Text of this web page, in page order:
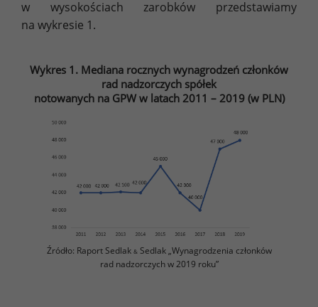
w wysokościach zarobków przedstawiamy
na wykresie 1.
Wykres 1. Mediana rocznych wynagrodzeń członków
rad nadzorczych spółek
notowanych na GPW w latach 2011 – 2019 (w PLN)
Źródło: Raport Sedlak &Sedlak „Wynagrodzenia członków
rad nadzorczych w 2019 roku”